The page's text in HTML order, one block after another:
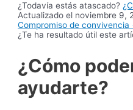
¿Todavía estás atascado?
Actualizado el noviembre 9,
Navegación
de
documentos
Compromiso de
¿Te ha resultado útil este
¿Cómo
ayudarte?